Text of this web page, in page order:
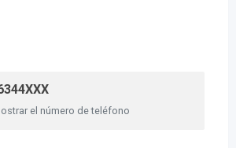
el número de teléfono